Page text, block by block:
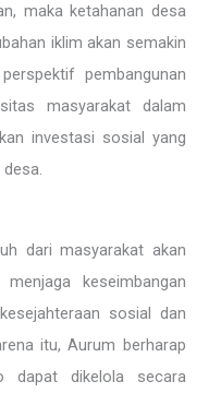
maka ketahanan desa
iklim akan semakin
pembangunan
masyarakat dalam
investasi sosial yang
dari masyarakat akan
keseimbangan
sosial dan
itu, Aurum berharap
dapat dikelola secara